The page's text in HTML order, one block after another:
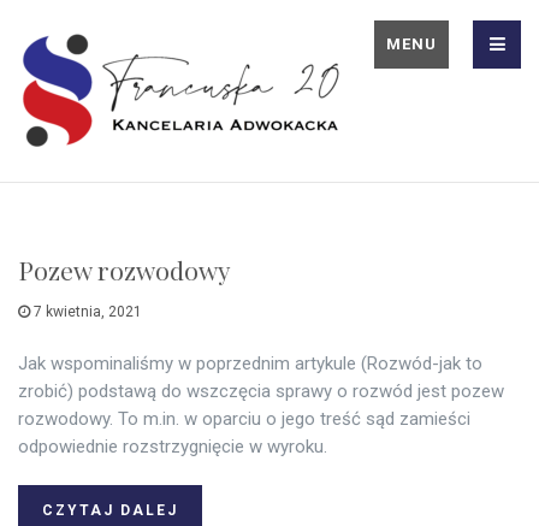
MENU
Pozew rozwodowy
7 kwietnia, 2021
Jak wspominaliśmy w poprzednim artykule (Rozwód-jak to
zrobić) podstawą do wszczęcia sprawy o rozwód jest pozew
rozwodowy. To m.in. w oparciu o jego treść sąd zamieści
odpowiednie rozstrzygnięcie w wyroku.
CZYTAJ DALEJ